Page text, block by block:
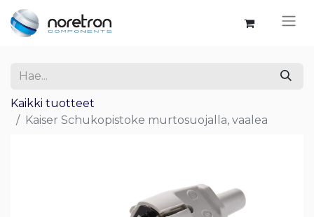
Kaikki tuotteet
Kaiser Schukopistoke murtosuojalla, vaalea